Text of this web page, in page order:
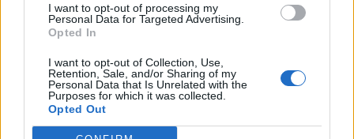
I want to opt-out of processing my
Personal Data for Targeted Advertising.
Opted In
I want to opt-out of Collection, Use,
Retention, Sale, and/or Sharing of my
Personal Data that Is Unrelated with the
Purposes for which it was collected.
Opted Out
comportamento rendendo pesante il lavoro
della polizia penitenziaria. Lo stipendio,
dunque, al netto varia dalle1300€ alle
1350€mensili con la possibilità di aumento
in caso di straordinari, piantonamenti e